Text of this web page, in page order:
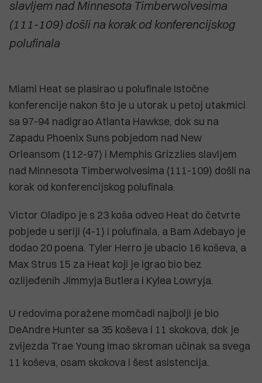
slavljem nad Minnesota Timberwolvesima
(111-109) došli na korak od konferencijskog
polufinala
Miami Heat se plasirao u polufinale Istočne
konferencije nakon što je u utorak u petoj utakmici
sa 97-94 nadigrao Atlanta Hawkse, dok su na
Zapadu Phoenix Suns pobjedom nad New
Orleansom (112-97) i Memphis Grizzlies slavljem
nad Minnesota Timberwolvesima (111-109) došli na
korak od konferencijskog polufinala.
Victor Oladipo je s 23 koša odveo Heat do četvrte
pobjede u seriji (4-1) i polufinala, a Bam Adebayo je
dodao 20 poena. Tyler Herro je ubacio 16 koševa, a
Max Strus 15 za Heat koji je igrao bio bez
ozlijeđenih Jimmyja Butlera i Kylea Lowryja.
U redovima poražene momčadi najbolji je bio
DeAndre Hunter sa 35 koševa i 11 skokova, dok je
zvijezda Trae Young imao skroman učinak sa svega
11 koševa, osam skokova i šest asistencija.